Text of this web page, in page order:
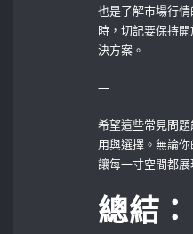
也是了解市場行
時，切記要保持
決方案。
—
希望這些常見問
用與選擇。無論
讓每一寸空間都展
總結：